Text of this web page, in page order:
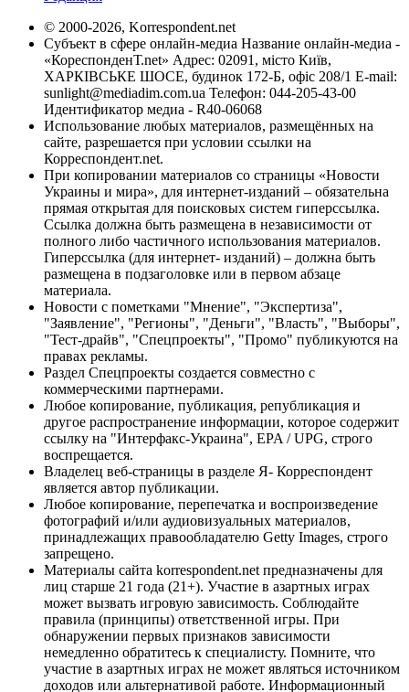
© 2000-2026, Korrespondent.net
Субъект в сфере онлайн-медиа Название онлайн-медиа -
«КореспонденТ.net» Адрес: 02091, місто Київ,
ХАРКІВСЬКЕ ШОСЕ, будинок 172-Б, офіс 208/1 E-mail:
sunlight@mediadim.com.ua Телефон: 044-205-43-00
Идентификатор медиа - R40-06068
Использование любых материалов, размещённых на
сайте, разрешается при условии ссылки на
Корреспондент.net.
При копировании материалов со страницы «Новости
Украины и мира», для интернет-изданий – обязательна
прямая открытая для поисковых систем гиперссылка.
Ссылка должна быть размещена в независимости от
полного либо частичного использования материалов.
Гиперссылка (для интернет- изданий) – должна быть
размещена в подзаголовке или в первом абзаце
материала.
Новости с пометками "Мнение", "Экспертиза",
"Заявление", "Регионы", "Деньги", "Власть", "Выборы",
"Тест-драйв", "Спецпроекты", "Промо" публикуются на
правах рекламы.
Раздел Спецпроекты создается совместно с
коммерческими партнерами.
Любое копирование, публикация, републикация и
другое распространение информации, которое содержит
ссылку на "Интерфакс-Украина", EPA / UPG, строго
воспрещается.
Владелец веб-страницы в разделе Я- Корреспондент
является автор публикации.
Любое копирование, перепечатка и воспроизведение
фотографий и/или аудиовизуальных материалов,
принадлежащих правообладателю Getty Images, строго
запрещено.
Материалы сайта korrespondent.net предназначены для
лиц старше 21 года (21+). Участие в азартных играх
может вызвать игровую зависимость. Соблюдайте
правила (принципы) ответственной игры. При
обнаружении первых признаков зависимости
немедленно обратитесь к специалисту. Помните, что
участие в азартных играх не может являться источником
доходов или альтернативой работе. Информационный